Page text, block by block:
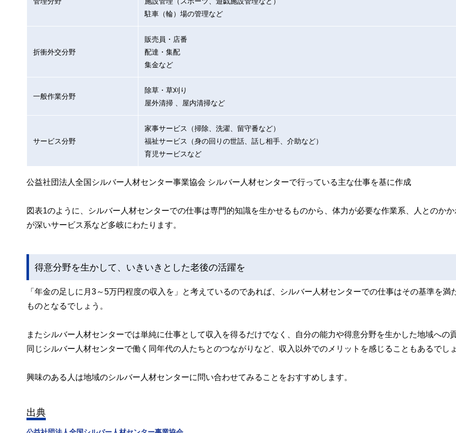
駐車（輪）場の管理など
折衝外交分野
販売員・店番
配達・集配
集金など
一般作業分野
除草・草刈り
屋外清掃 、屋内清掃など
サービス分野
家事サービス（掃除、洗濯、留守番など）
福祉サービス（身の回りの世話、話し相手、介助など）
育児サービスなど
公益社団法人全国シルバー人材センター事業協会 シルバー人材センターで行っている主な仕事を基に作成
図表1のように、シルバー人材センターでの仕事は専門的知識を生かせるものから、体力が必要な作業系、人とのか
が深いサービス系など多岐にわたります。
得意分野を生かして、いきいきとした老後の活躍を
「年金の足しに月3～5万円程度の収入を」と考えているのであれば、シルバー人材センターでの仕事はその基準を満
ものとなるでしょう。
またシルバー人材センターでは単純に仕事として収入を得るだけでなく、自分の能力や得意分野を生かした地域への
同じシルバー人材センターで働く同年代の人たちとのつながりなど、収入以外でのメリットを感じることもあるでし
興味のある人は地域のシルバー人材センターに問い合わせてみることをおすすめします。
出典